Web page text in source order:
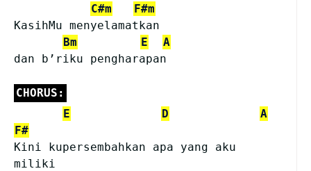
C#m
F#m
KasihMu menyelamatkan
Bm
E
A
dan b’riku pengharapan
CHORUS:
E
D
A
F#
Kini kupersembahkan apa yang aku
miliki